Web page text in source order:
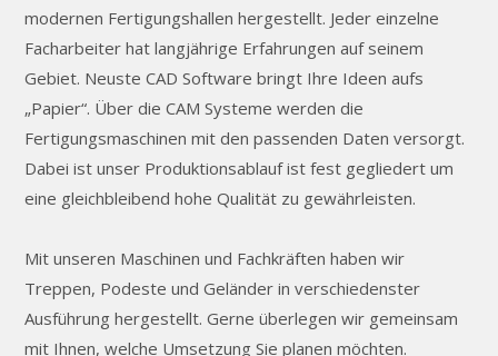
modernen Fertigungshallen hergestellt. Jeder einzelne
Facharbeiter hat langjährige Erfahrungen auf seinem
Gebiet. Neuste CAD Software bringt Ihre Ideen aufs
„Papier“. Über die CAM Systeme werden die
Fertigungsmaschinen mit den passenden Daten versorgt.
Dabei ist unser Produktionsablauf ist fest gegliedert um
eine gleichbleibend hohe Qualität zu gewährleisten.
Mit unseren Maschinen und Fachkräften haben wir
Treppen, Podeste und Geländer in verschiedenster
Ausführung hergestellt. Gerne überlegen wir gemeinsam
mit Ihnen, welche Umsetzung Sie planen möchten.